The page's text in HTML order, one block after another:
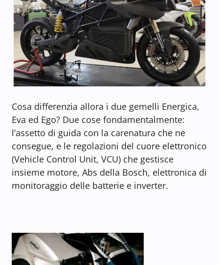
Cosa differenzia allora i due gemelli Energica,
Eva ed Ego? Due cose fondamentalmente:
l’assetto di guida con la carenatura che ne
consegue, e le regolazioni del cuore elettronico
(Vehicle Control Unit, VCU) che gestisce
insieme motore, Abs della Bosch, elettronica di
monitoraggio delle batterie e inverter.